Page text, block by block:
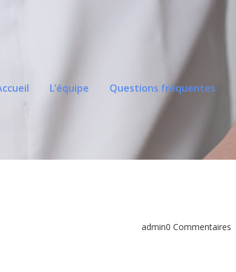
L’équipe Questions fréquentes
0 Commentaires
admin